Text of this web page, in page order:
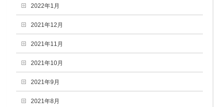
2022年1月
2021年12月
2021年11月
2021年10月
2021年9月
2021年8月